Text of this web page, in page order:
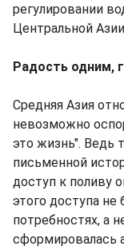
регулировании
Центральной
Радость одним,
Средняя Азия
невозможно
это жизнь". Ведь
письменной
доступ к поливу
этого доступа не
потребностях, а
сформировалась